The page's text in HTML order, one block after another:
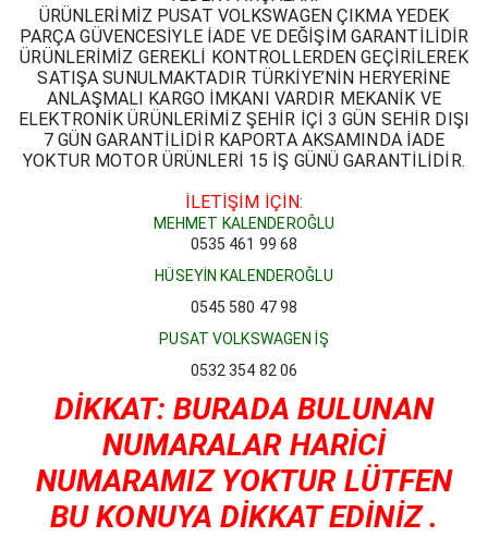
ÜRÜNLERİMİZ PUSAT VOLKSWAGEN ÇIKMA YEDEK
PARÇA GÜVENCESİYLE İADE VE DEĞİŞİM GARANTİLİDİR
ÜRÜNLERİMİZ GEREKLİ KONTROLLERDEN GEÇİRİLEREK
SATIŞA SUNULMAKTADIR TÜRKİYE’NİN HERYERİNE
ANLAŞMALI KARGO İMKANI VARDIR MEKANİK VE
ELEKTRONİK ÜRÜNLERİMİZ ŞEHİR İÇİ 3 GÜN SEHİR DIŞI
7 GÜN GARANTİLİDİR KAPORTA AKSAMINDA İADE
YOKTUR MOTOR ÜRÜNLERİ 15 İŞ GÜNÜ GARANTİLİDİR.
İLETİŞİM İÇİN:
MEHMET KALENDEROĞLU
0535 461 99 68
HÜSEYİN KALENDEROĞLU
0545 580 47 98
PUSAT VOLKSWAGEN İŞ
0532 354 82 06
DİKKAT: BURADA BULUNAN
NUMARALAR HARİCİ
NUMARAMIZ YOKTUR LÜTFEN
BU KONUYA DİKKAT EDİNİZ .